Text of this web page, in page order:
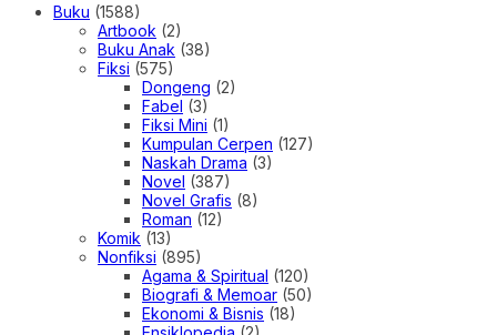
Buku (1588)
Artbook (2)
Buku Anak (38)
Fiksi (575)
Dongeng (2)
Fabel (3)
Fiksi Mini (1)
Kumpulan Cerpen (127)
Naskah Drama (3)
Novel (387)
Novel Grafis (8)
Roman (12)
Komik (13)
Nonfiksi (895)
Agama & Spiritual (120)
Biografi & Memoar (50)
Ekonomi & Bisnis (18)